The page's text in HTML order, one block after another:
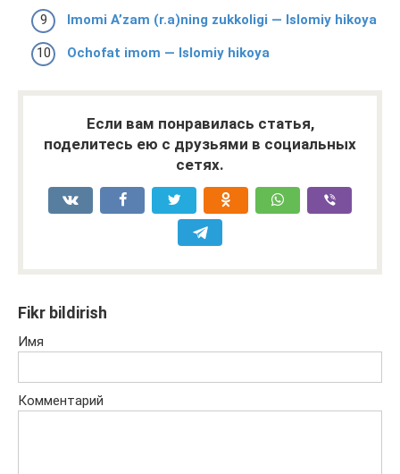
Imomi A’zam (r.a)ning zukkoligi — Islomiy hikoya
Ochofat imom — Islomiy hikoya
Если вам понравилась статья,
поделитесь ею с друзьями в социальных
сетях.
Fikr bildirish
Имя
Комментарий